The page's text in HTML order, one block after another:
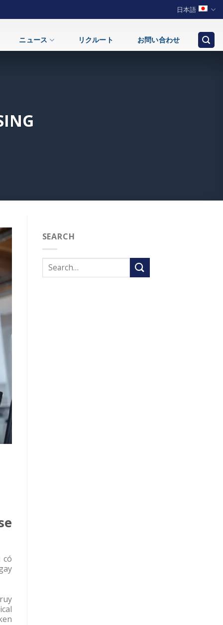
日本語
ニュース リクルート お問い合わせ
có
SEARCH